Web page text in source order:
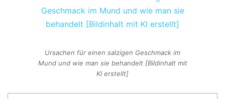
Ursachen für einen salzigen Geschmack im
Mund und wie man sie behandelt [Bildinhalt mit
KI erstellt]